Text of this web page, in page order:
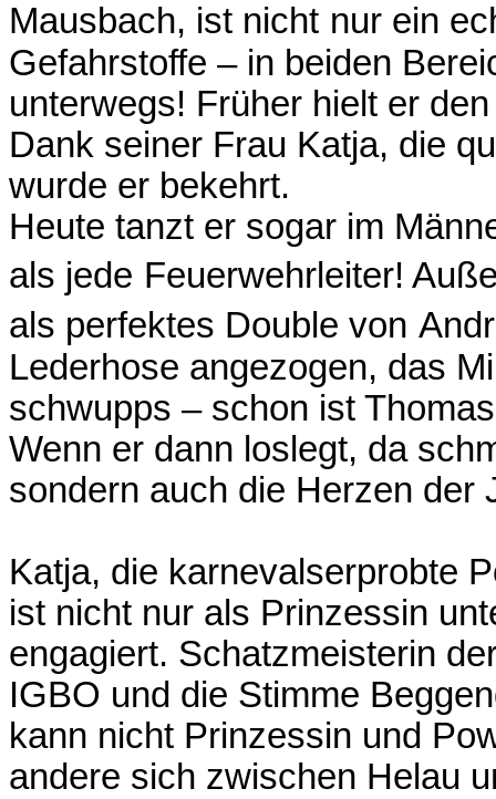
Mausbach, ist nicht nur ein
Gefahrstoffe – in beiden
unterwegs! Früher hielt er
Dank seiner Frau Katja, die
wurde er bekehrt.
Heute tanzt er sogar im
als jede Feuerwehrleiter!
als perfektes Double von
Lederhose angezogen, das
schwupps – schon ist
Wenn er dann loslegt, da
sondern auch die Herzen der
Katja, die karnevalserprobte
ist nicht nur als Prinzessin
engagiert. Schatzmeisterin
IGBO und die Stimme
kann nicht Prinzessin und
andere sich zwischen Helau